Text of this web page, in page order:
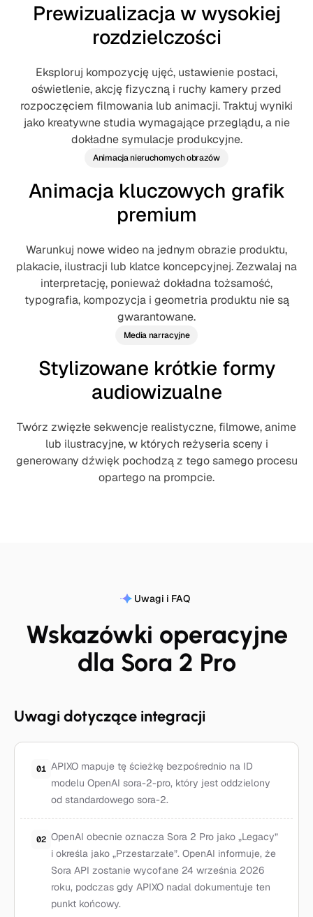
Prewizualizacja w wysokiej
rozdzielczości
Eksploruj kompozycję ujęć, ustawienie postaci,
oświetlenie, akcję fizyczną i ruchy kamery przed
rozpoczęciem filmowania lub animacji. Traktuj wyniki
jako kreatywne studia wymagające przeglądu, a nie
dokładne symulacje produkcyjne.
Animacja nieruchomych obrazów
Animacja kluczowych grafik
premium
Warunkuj nowe wideo na jednym obrazie produktu,
plakacie, ilustracji lub klatce koncepcyjnej. Zezwalaj na
interpretację, ponieważ dokładna tożsamość,
typografia, kompozycja i geometria produktu nie są
gwarantowane.
Media narracyjne
Stylizowane krótkie formy
audiowizualne
Twórz zwięzłe sekwencje realistyczne, filmowe, anime
lub ilustracyjne, w których reżyseria sceny i
generowany dźwięk pochodzą z tego samego procesu
opartego na prompcie.
Uwagi i FAQ
Wskazówki operacyjne
dla Sora 2 Pro
Uwagi dotyczące integracji
01 APIXO mapuje tę ścieżkę bezpośrednio na ID
modelu OpenAI sora-2-pro, który jest oddzielony
od standardowego sora-2.
02 OpenAI obecnie oznacza Sora 2 Pro jako „Legacy”
i określa jako „Przestarzałe”. OpenAI informuje, że
Sora API zostanie wycofane 24 września 2026
roku, podczas gdy APIXO nadal dokumentuje ten
punkt końcowy.